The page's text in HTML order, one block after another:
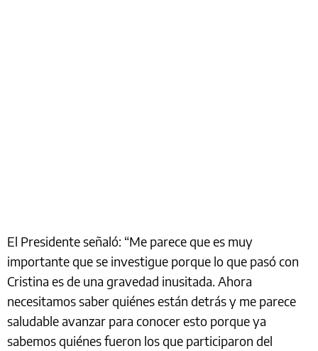
El Presidente señaló: “Me parece que es muy
importante que se investigue porque lo que pasó con
Cristina es de una gravedad inusitada. Ahora
necesitamos saber quiénes están detrás y me parece
saludable avanzar para conocer esto porque ya
sabemos quiénes fueron los que participaron del